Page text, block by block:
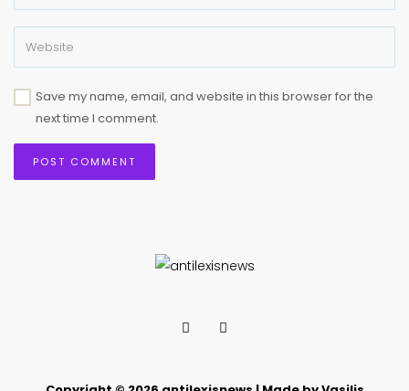
Save my name, email, and website in this browser for the
next time I comment.